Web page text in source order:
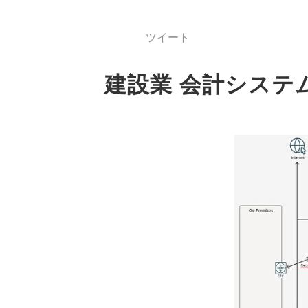
ツイート
建設業 会計システ